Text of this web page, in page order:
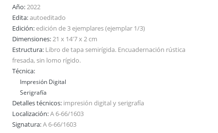
Año:2022
Edita:autoeditado
Edición:edición de 3 ejemplares (ejemplar 1/3)
Dimensiones:21 x 14'7 x 2 cm
Estructura: Libro de tapa semirígida. Encuadernación rústica
fresada, sin lomo rígido.
Técnica:
Impresión Digital
Serigrafía
Detalles técnicos: impresión digital y serigrafía
Localización:A 6-66/1603
Signatura:A 6-66/1603